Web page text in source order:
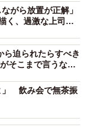
さん提供）
では異常なく、
がら放置が正解」
く、過激な上司
ら迫られたらすべき
そこまで言うなら
」 飲み会で無茶振